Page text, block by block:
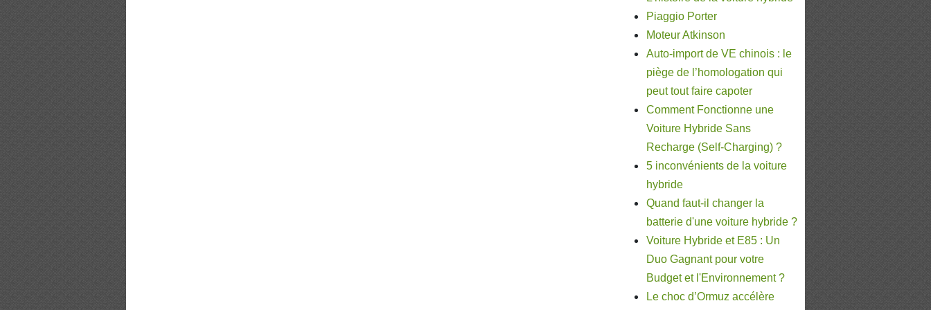
Piaggio Porter
Moteur Atkinson
Auto-import de VE chinois : le
piège de l’homologation qui
peut tout faire capoter
Comment Fonctionne une
Voiture Hybride Sans
Recharge (Self-Charging) ?
5 inconvénients de la voiture
hybride
Quand faut-il changer la
batterie d'une voiture hybride ?
Voiture Hybride et E85 : Un
Duo Gagnant pour votre
Budget et l'Environnement ?
Le choc d’Ormuz accélère